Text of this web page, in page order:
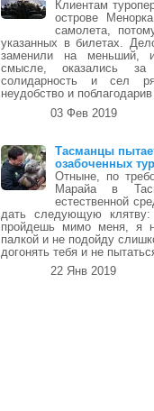
Клиентам
острове
самолета,
указанных в билетах.
заменили на меньший,
смысле, оказались
солидарность и сел
неудобство и
03 Фев 2019
Тасманцы
озабоченных
Отныне, по
Марайа в
естественной
дать следующую
пройдешь мимо меня, я
палкой и не подойду
догонять тебя и не
22 Янв 2019